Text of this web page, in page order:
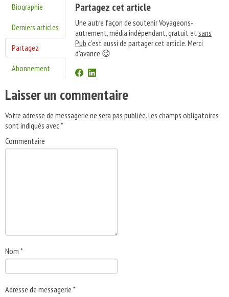
Biographie
Derniers articles
Partagez
Abonnement
Partagez cet article
Une autre façon de soutenir Voyageons-
autrement, média indépendant, gratuit etsans
Pub c'est aussi de partager cet article. Merci
d'avance 😉
Laisser un commentaire
Votre adresse de messagerie ne sera pas publiée.Les champs obligatoires
sont indiqués avec*
Commentaire
Nom *
Adresse de messagerie *